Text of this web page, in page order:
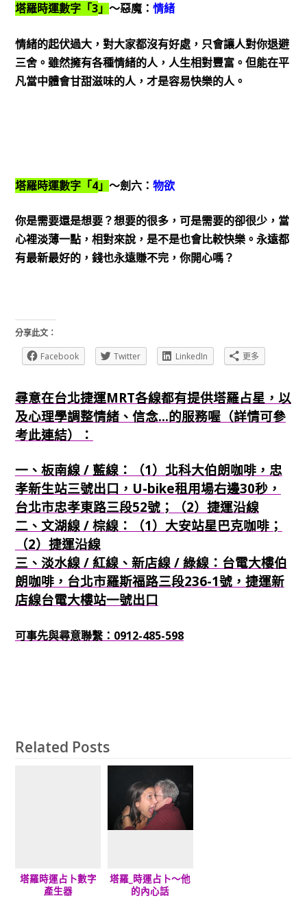
塔羅時運數字「3」 ～惡魔： 情緒
情緒的起伏過大，對大家都沒有好處，只會讓人對你退避
三舍。雖然擁有各種情緒的人，人生相對豐富。但能在平
凡當中體會甘甜滋味的人，才是容易快樂的人。
塔羅時運數字「4」 ～劍六： 物欲
你是需要還是想要？想要的很多，可是需要的卻很少，當
心裡淡薄一點，相對來說，是不是也會比較快樂。永遠都
有最新最好的，錢也永遠賺不完，你開心嗎？
分享此文：
Facebook
Twitter LinkedIn 更多
尋意在台北捷運MRT各線都有提供塔羅占星，以
及心理學調整情緒、信念...的服務喔（詳情可參
考此連結）：
一、板南線 / 藍線：（1）北科大伯朗咖啡，忠
孝新生站三號出口，U-bike租用場右邊30秒，
台北市忠孝東路三段52號；（2）捷運沿線
二、文湖線 / 棕線：（1）大安站星巴克咖啡；
（2）捷運沿線
三、淡水線 / 紅線、新店線 / 綠線：台電大樓伯
朗咖啡，台北市羅斯福路三段236-1號，捷運新
店線台電大樓站一號出口
可事先與尋意聯繫：0912-485-598
Related Posts
塔羅時運占卜數字
產生器
塔羅_時運占卜～他
的內心話